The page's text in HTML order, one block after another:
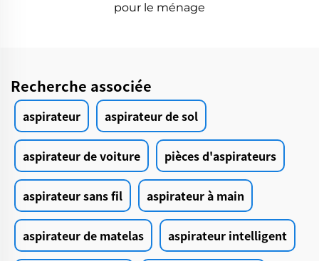
pour le ménage
Recherche associée
aspirateur aspirateur de sol
aspirateur de voiture pièces d'aspirateurs
aspirateur sans fil aspirateur à main
aspirateur de matelas aspirateur intelligent